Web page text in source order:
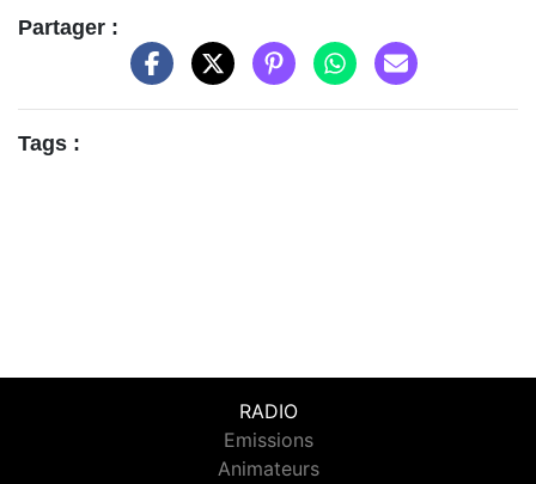
Partager :
Tags :
RADIO
Emissions
Animateurs